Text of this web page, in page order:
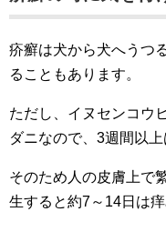
疥癬は犬から犬へうつ
ることもあります。
ただし、イヌセンコウ
ダニなので、3週間以
そのため人の皮膚上で
生すると約7～14日は